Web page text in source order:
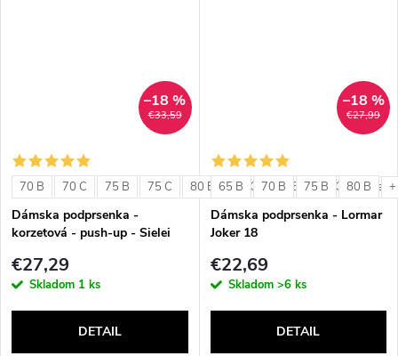
€33,59
–18 %
70 B 70 C 75 B 75 C 80 B 80 C 85 B 85 C +
Dámska podprsenka -
korzetová - push-up - Sielei
€27,29
Skladom 1 ks
DETAIL
€27,99
–18 %
65 B 70 B 75 B 80 B
Dámska podprsenka - Lormar
Joker 18
€22,69
Skladom >6 ks
DETAIL